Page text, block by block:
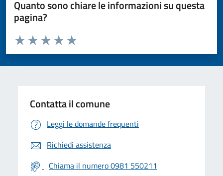
Quanto sono chiare le informazioni su questa
pagina?
Valuta da 1 a 5 stelle la pagina
Valuta 5 stelle su 5
Valuta 4 stelle su 5
Valuta 3 stelle su 5
Valuta 2 stelle su 5
Valuta 1 stelle su 5
Contatta il comune
Leggi le domande frequenti
Richiedi assistenza
Chiama il numero 0981 550211